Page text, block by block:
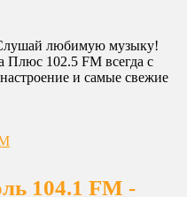
любимую музыку!
102.5 FM всегда с
и самые свежие
104.1 FM -